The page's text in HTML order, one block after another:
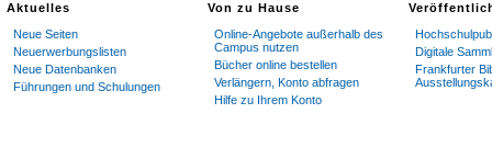
Aktuelles
Neue Seiten
Neuerwerbungslisten
Neue Datenbanken
Führungen und Schulungen
Von zu Hause
Online-Angebote außerhalb des
Campus nutzen
Bücher online bestellen
Verlängern, Konto abfragen
Hilfe zu Ihrem Konto
Digitale
Frankfurter